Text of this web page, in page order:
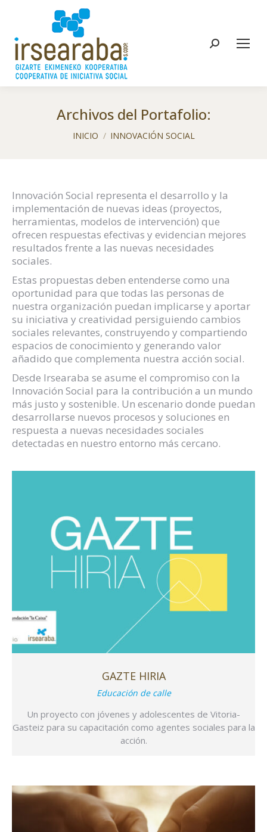
Buscar:
Archivos del Portafolio:
Estás aquí:
INICIO INNOVACIÓN SOCIAL
Innovación Social representa el desarrollo y la
implementación de nuevas ideas (proyectos,
herramientas, modelos de intervención) que
ofrecen respuestas efectivas y evidencian mejores
resultados frente a las nuevas necesidades
sociales.
Estas propuestas deben entenderse como una
oportunidad para que todas las personas de
nuestra organización puedan implicarse y aportar
su iniciativa y creatividad persiguiendo cambios
sociales relevantes, construyendo y compartiendo
espacios de conocimiento y generando valor
añadido que complementa nuestra acción social.
Desde Irsearaba se asume el compromiso con la
Innovación Social para la contribución a un mundo
más justo y sostenible. Un escenario donde puedan
desarrollarse nuevos procesos y soluciones en
respuesta a nuevas necesidades sociales
detectadas en nuestro entorno más cercano.
GAZTE HIRIA
Educación de calle
Un proyecto con jóvenes y adolescentes de Vitoria-
Gasteiz para su capacitación como agentes sociales para la
acción.